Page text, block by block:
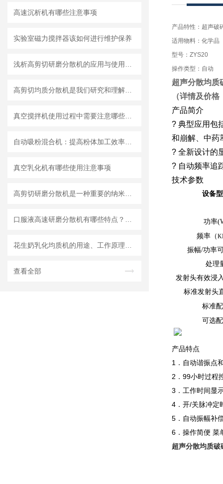
高速沉析机有哪些注意事项
实验室磁力搅拌器该如何进行维护保养
真空乳化机有哪些使用注意事项
查看全部
产品特性：超声破
适用物料：化学品
型号：ZYS20
操作类型：自动
超声分散均质
（详情及价
产品简介
? 典型应用包
和崩解、中药
? 全新设计的
? 自动频率追
技术参数
设备
功率
频率（
振幅/功率
处理
发射头有效浸
标准发射头
标准
可选
产品特点
1．自动谐振点
2．99小时过程
3．工作时间显
4．开/关脉冲定
5．自动振幅补
6．操作简便 菜
超声分散均质破